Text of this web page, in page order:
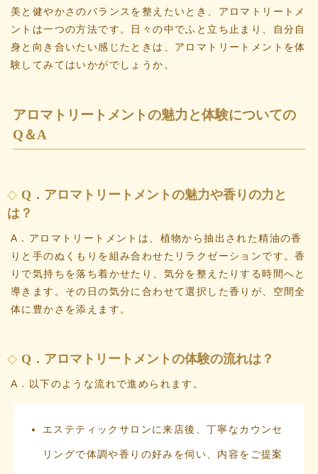
美と健やかさのバランスを整えたいとき、アロマトリートメ
ントは一つの方法です。日々の中でふと立ち止まり、自分自
身と向き合いたい感じたときは、アロマトリートメントを体
験してみてはいかがでしょうか。
アロマトリートメントの魅力と体験についての
Q＆A
Q．アロマトリートメントの魅力や香りの力と
は？
A．アロマトリートメントは、植物から抽出された精油の香
りと手のぬくもりを組み合わせたリラクゼーションです。香
りで気持ちを落ち着かせたり、気分を整えたりする時間へと
導きます。その日の気分に合わせて選択した香りが、空間全
体に豊かさを添えます。
Q．アロマトリートメントの体験の流れは？
A．以下のような流れで進められます。
エステティックサロンに来店後、丁寧なカウンセ
リングで体調や香りの好みを伺い、内容をご提案